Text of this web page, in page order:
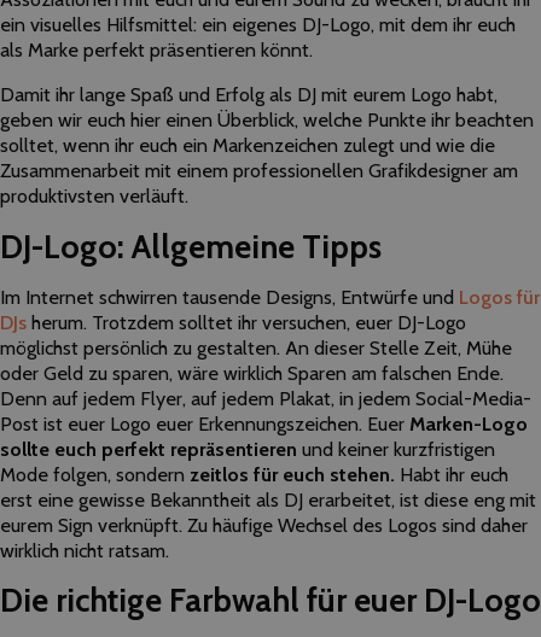
ein​ ​visuelles​ ​Hilfsmittel:​ ​ein​ ​eigenes​ ​DJ-Logo,​ ​mit​ ​dem​ ihr euch ​
als​ ​Marke perfekt​ ​präsentieren​ könnt.
Damit​ ihr ​lange​ ​Spaß​ ​und​ ​Erfolg​ ​als​ ​DJ​ ​mit​ ​eurem​ ​Logo​ ​habt,​ ​
geben​ ​wir​ euch hier ​einen​ ​Überblick,​ ​welche​ ​Punkte​ ihr beachten​ ​
solltet,​ wenn​ ihr euch ein​ ​Markenzeichen​ ​zulegt und​ ​wie​ ​die​ ​
Zusammenarbeit​ ​mit​ ​einem​ ​professionellen​ ​Grafikdesigner​ ​am ​
produktivsten​ ​verläuft.​ ​
DJ-Logo: Allgemeine Tipps
Im​ ​Internet​ ​schwirren​ ​tausende​ ​Designs,​ ​Entwürfe und​ ​ Logos für
DJs ​ ​herum.​ ​Trotzdem​ ​solltet​ ihr ​versuchen,​ euer DJ-Logo ​
möglichst​ ​persönlich​ ​zu​ ​gestalten.​ ​An​ ​dieser​ ​Stelle​ ​Zeit,​ ​Mühe​ ​
oder Geld​ ​zu​ sparen,​ ​wäre​ ​wirklich​ ​Sparen am​ ​falschen​ ​Ende.​ ​
Denn​ ​auf​ ​jedem​ ​Flyer,​ ​auf​ ​jedem​ ​Plakat,​ ​in jedem​ ​Social-Media-
Post​ ist​ euer ​Logo​ euer Erkennungszeichen.​ Euer ​ Marken-Logo​ ​
sollte euch ​perfekt ​repräsentieren ​ ​und​ ​keiner​ ​kurzfristigen
Mode​ ​folgen,​ ​sondern​ ​ zeitlos​ ​für​ euch ​stehen.​ Habt​ ​ihr euch​ ​
erst​ ​eine​ ​gewisse​ ​Bekanntheit als DJ​ ​erarbeitet, ist​ ​diese​ ​eng​ ​mit​ ​
eurem ​Sign​ ​verknüpft.​ ​Zu​ ​häufige​ ​Wechsel​ ​des​ ​Logos​ ​sind​ daher ​
wirklich​ nicht ​ratsam.
Die​ ​richtige​ ​Farbwahl​ ​für​ euer ​DJ-Logo